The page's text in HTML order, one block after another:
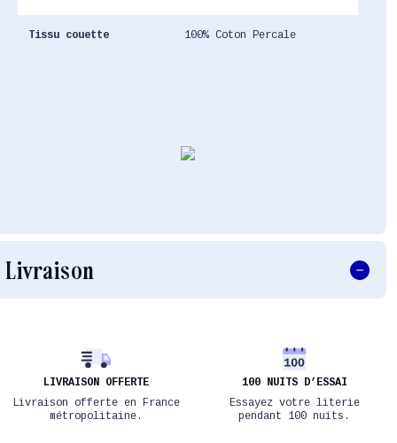
Tissu couette 100% Coton Percale
Livraison
LIVRAISON OFFERTE
Livraison offerte en France
métropolitaine.
100 NUITS D’ESSAI
Essayez votre literie
pendant 100 nuits.